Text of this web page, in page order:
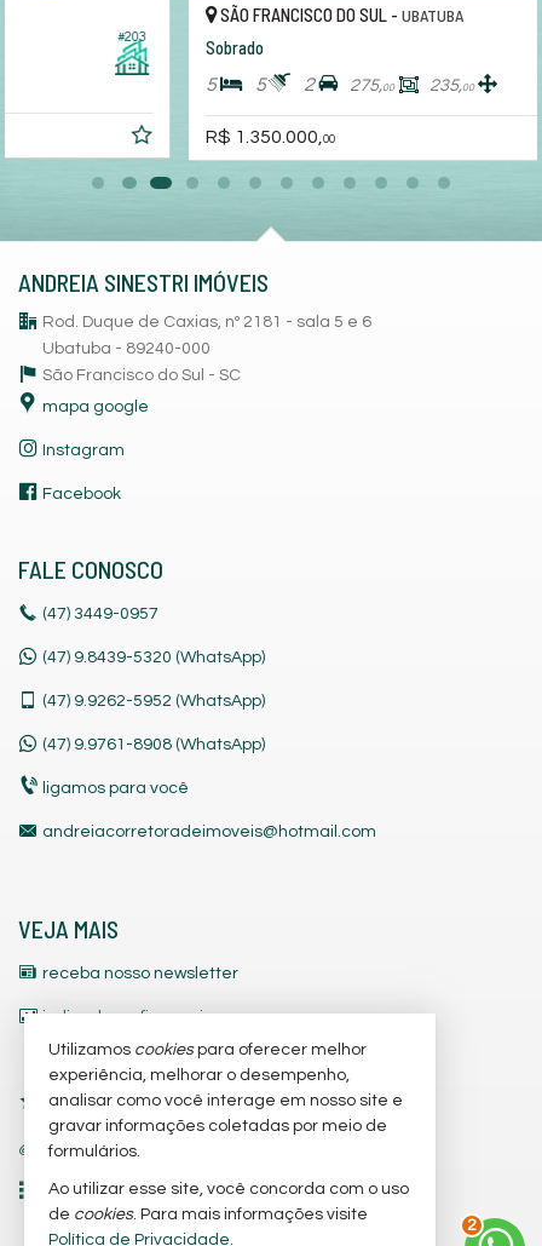
SÃO FRANCISCO DO SUL -UBATUBA
275,00 235,00
R$ 1.350.000,
ANDREIA SINESTRI IMÓVEIS
Rod. Duque de Caxias, nº 2181 - sala 5 e 6
Ubatuba - 89240-000
São Francisco do Sul - SC
mapa google
Instagram
Facebook
FALE CONOSCO
(47) 3449-0957
(47) 9.8439-5320 (WhatsApp)
(47) 9.9262-5952 (WhatsApp)
(47) 9.9761-8908 (WhatsApp)
ligamos para você
andreiacorretoradeimoveis@hotmail.com
VEJA MAIS
receba nosso newsletter
indicadores financeiros
cadastre seu imóvel
imóveis favoritos
trabalhe conosco
mapa de imóveis
2
Utilizamos cookiespara oferecer melhor
experiência, melhorar o desempenho,
analisar como você interage em nosso site e
gravar informações coletadas por meio de
formulários.
Ao utilizar esse site, você concorda com o uso
de cookies. Para mais informações visite
Política de Privacidade.